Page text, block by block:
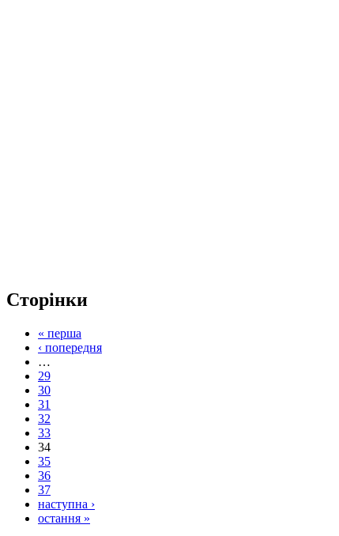
Сторінки
« перша
‹ попередня
…
29
30
31
32
33
34
35
36
37
наступна ›
остання »